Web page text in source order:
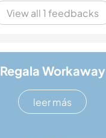
View all 1 feedbacks
Regala Workaway
leer más